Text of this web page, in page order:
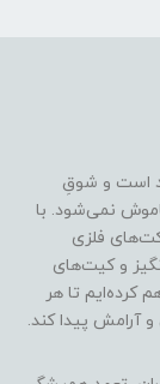
است و شوقِ
نمی‌شود. با
فلزی
و کیت‌های
کرده‌ایم تا هر
آرامش پیدا کند.